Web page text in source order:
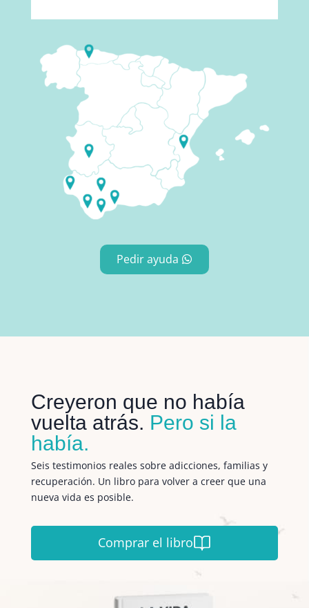
Pedir ayuda
Creyeron que no había
vuelta atrás. Pero si la
había.
Seis testimonios reales sobre adicciones, familias y
recuperación. Un libro para volver a creer que una
nueva vida es posible.
Comprar el libro